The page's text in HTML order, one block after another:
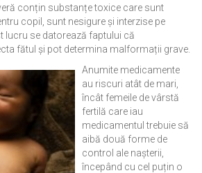
conțin substanțe toxice care sunt
copil, sunt nesigure și interzise pe
lucru se datorează faptului că
fătul și pot determina malformații grave.
Anumite medicamente
au riscuri atât de mari,
încât femeile de vârstă
fertilă care iau
medicamentul trebuie să
aibă două forme de
control ale nașterii,
începând cu cel puțin o